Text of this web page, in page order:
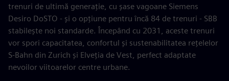
trenuri de ultimă generație, cu șase vagoane Siemens
Desiro DoSTO - și o opțiune pentru încă 84 de trenuri - SBB
stabilește noi standarde. Începând cu 2031, aceste trenuri
vor spori capacitatea, confortul și sustenabilitatea rețelelor
S-Bahn din Zurich și Elveția de Vest, perfect adaptate
nevoilor viitoarelor centre urbane.